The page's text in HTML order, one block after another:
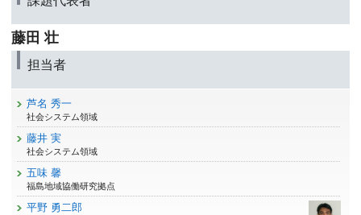
藤田 壮
担当者
芦名 秀一
社会システム領域
藤井 実
社会システム領域
五味 馨
福島地域協働研究拠点
平野 勇二郎